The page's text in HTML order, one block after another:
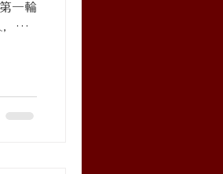
一輪
，我